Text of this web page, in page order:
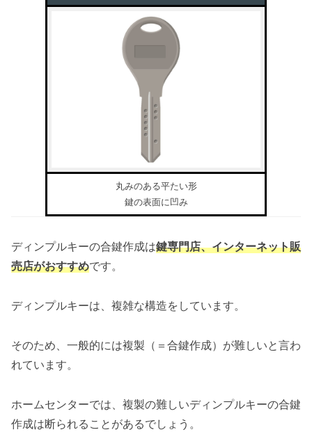
丸みのある平たい形
鍵の表面に凹み
ディンプルキーの合鍵作成は鍵専門店、インターネット販
売店がおすすめです。
ディンプルキーは、複雑な構造をしています。
そのため、一般的には複製（＝合鍵作成）が難しいと言わ
れています。
ホームセンターでは、複製の難しいディンプルキーの合鍵
作成は断られることがあるでしょう。